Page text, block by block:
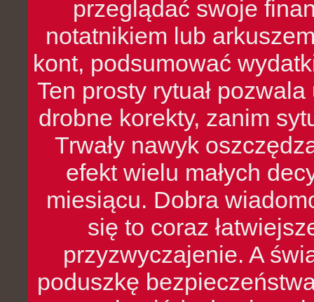
przeglądać swoje
notatnikiem lub
kont, podsumować
Ten prosty rytuał
drobne korekty, zanim
Trwały nawyk
efekt wielu małych
miesiącu. Dobra
się to coraz
przyzwyczajenie. A
poduszkę